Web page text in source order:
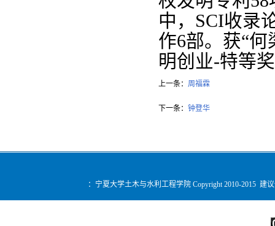
中，SCI收录
作6部。获“
明创业-特等
上一条： 周福霖
下一条： 钟登华
：宁夏大学土木与水利工程学院 Copyright 2010-2015 建